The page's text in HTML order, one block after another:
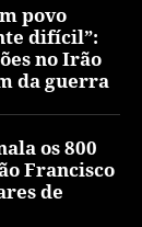
povo
difícil”:
no Irão
da guerra
os 800
Francisco
de